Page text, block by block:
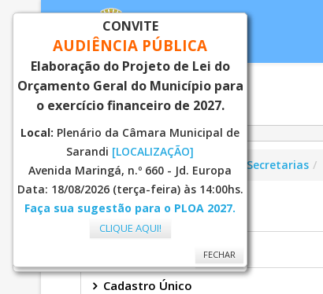
Você está aqui: Página Principal Secretarias
ASSISTENCIA SOCIAL
Cadastro Único
FECHAR
CONVITE
AUDIÊNCIA PÚBLICA
Elaboração do Projeto de Lei do
Orçamento Geral do Município para
o exercício financeiro de 2027.
Local: Plenário da Câmara Municipal de
Sarandi [LOCALIZAÇÃO]
Avenida Maringá, n.º 660 - Jd. Europa
Data: 18/08/2026 (terça-feira) às 14:00hs.
Faça sua sugestão para o PLOA 2027.
CLIQUE AQUI!
FECHAR